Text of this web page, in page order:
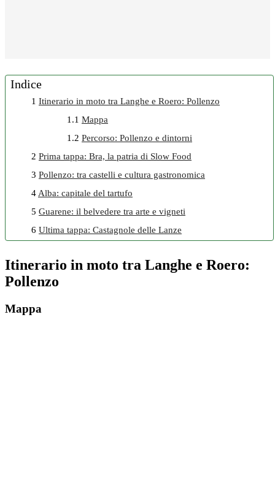
Indice
1 Itinerario in moto tra Langhe e Roero: Pollenzo
1.1 Mappa
1.2 Percorso: Pollenzo e dintorni
2 Prima tappa: Bra, la patria di Slow Food
3 Pollenzo: tra castelli e cultura gastronomica
4Alba: capitale del tartufo
5 Guarene: il belvedere tra arte e vigneti
6 Ultima tappa: Castagnole delle Lanze
Itinerario in moto tra Langhe e Roero:
Pollenzo
Mappa